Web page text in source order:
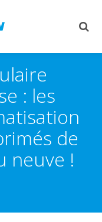
: les
de
neuve !